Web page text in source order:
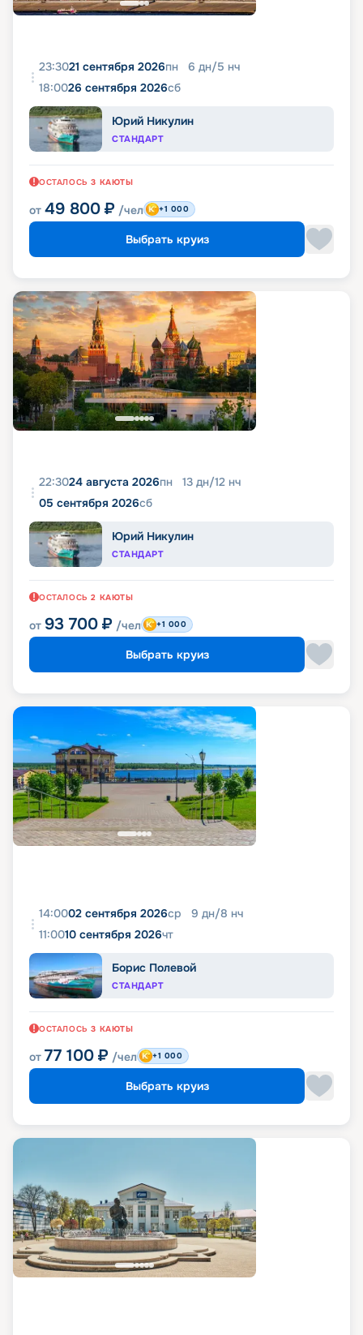
23:3021 сентября 2026пн 6 дн/5 нч
18:0026 сентября 2026сб
Юрий Никулин
СТАНДАРТ
ОСТАЛОСЬ 3 КАЮТЫ
от 49 800 ₽ /чел +1 000
Выбрать круиз
22:3024 августа 2026пн 13 дн/12 нч
05 сентября 2026сб
Юрий Никулин
СТАНДАРТ
ОСТАЛОСЬ 2 КАЮТЫ
от 93 700 ₽ /чел +1 000
Выбрать круиз
14:0002 сентября 2026ср 9 дн/8 нч
11:0010 сентября 2026чт
Борис Полевой
СТАНДАРТ
ОСТАЛОСЬ 3 КАЮТЫ
от 77 100 ₽ /чел +1 000
Выбрать круиз